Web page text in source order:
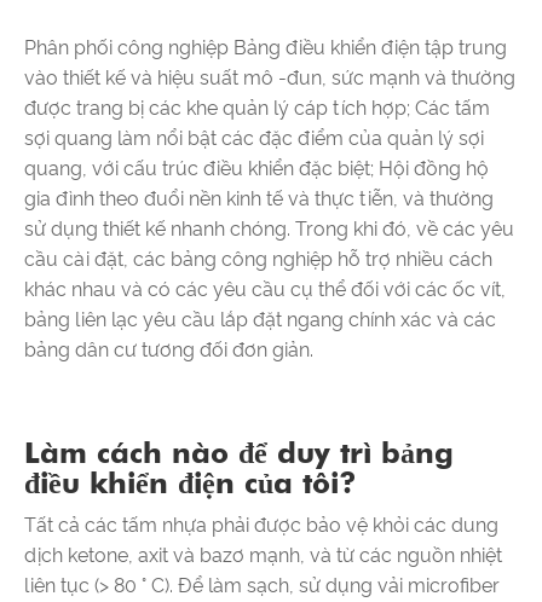
Phân phối công nghiệp Bảng điều khiển điện tập trung
vào thiết kế và hiệu suất mô -đun, sức mạnh và thường
được trang bị các khe quản lý cáp tích hợp; Các tấm
sợi quang làm nổi bật các đặc điểm của quản lý sợi
quang, với cấu trúc điều khiển đặc biệt; Hội đồng hộ
gia đình theo đuổi nền kinh tế và thực tiễn, và thường
sử dụng thiết kế nhanh chóng. Trong khi đó, về các yêu
cầu cài đặt, các bảng công nghiệp hỗ trợ nhiều cách
khác nhau và có các yêu cầu cụ thể đối với các ốc vít,
bảng liên lạc yêu cầu lắp đặt ngang chính xác và các
bảng dân cư tương đối đơn giản.
Làm cách nào để duy trì bảng
điều khiển điện của tôi?
Tất cả các tấm nhựa phải được bảo vệ khỏi các dung
dịch ketone, axit và bazơ mạnh, và từ các nguồn nhiệt
liên tục (> 80 ° C). Để làm sạch, sử dụng vải microfiber